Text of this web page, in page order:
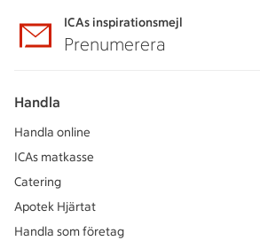
ICAs inspirationsmejl
Prenumerera
Handla
Handla online
ICAs matkasse
Catering
Apotek Hjärtat
Handla som företag